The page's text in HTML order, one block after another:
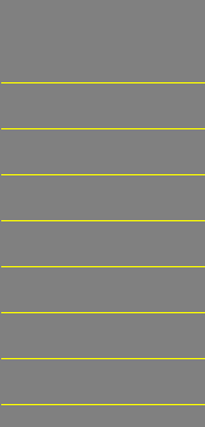
Marina
, זריזות יחס